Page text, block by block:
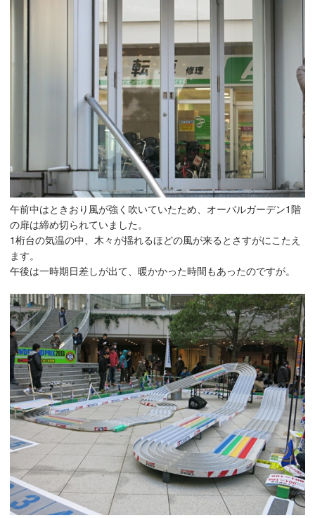
午前中はときおり風が強く吹いていたため、オーバルガーデン1階
の扉は締め切られていました。
1桁台の気温の中、木々が揺れるほどの風が来るとさすがにこたえ
ます。
午後は一時期日差しが出て、暖かかった時間もあったのですが。